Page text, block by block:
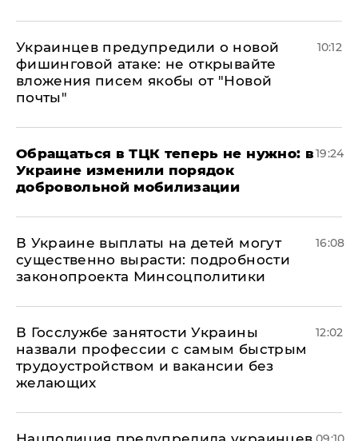
Украинцев предупредили о новой
фишинговой атаке: не открывайте
вложения писем якобы от "Новой
почты"
10:12
Обращаться в ТЦК теперь не нужно: в
Украине изменили порядок
добровольной мобилизации
19:24
В Украине выплаты на детей могут
существенно вырасти: подробности
законопроекта Минсоцполитики
16:08
В Госслужбе занятости Украины
назвали профессии с самым быстрым
трудоустройством и вакансии без
желающих
12:02